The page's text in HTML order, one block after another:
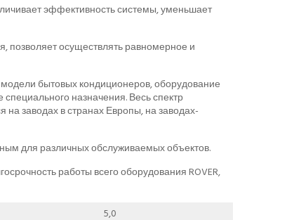
эффективность системы, уменьшает
позволяет осуществлять равномерное и
бытовых кондиционеров, оборудование
назначения. Весь спектр
на заводах в странах Европы, на заводах-
для различных обслуживаемых объектов.
работы всего оборудования ROVER,
5,0